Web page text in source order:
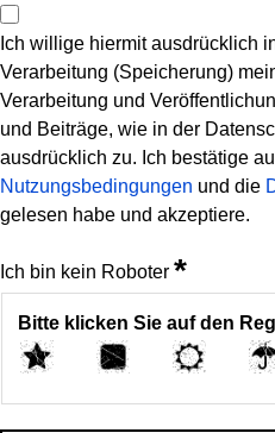
Ich willige hiermit ausdrücklich
Verarbeitung (Speicherung)
Verarbeitung und
und Beiträge, wie in der
ausdrücklich zu. Ich bestätige
Nutzungsbedingungen und die
gelesen habe und akzeptiere.
Ich bin kein Roboter *
Bitte klicken Sie auf den